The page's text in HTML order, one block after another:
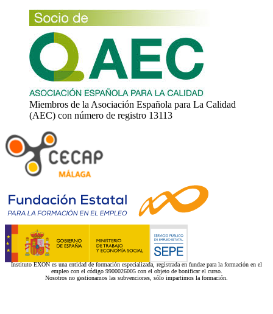
Miembros de la Asociación Española para La Calidad
(AEC) con número de registro 13113
Instituto EXON es una entidad de formación especializada, registrada en fundae para la formación en el
empleo con el código 9900026005 con el objeto de bonificar el curso.
Nosotros no gestionamos las subvenciones, sólo impartimos la formación.